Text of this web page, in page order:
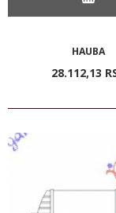
HAUBA
28.112,13